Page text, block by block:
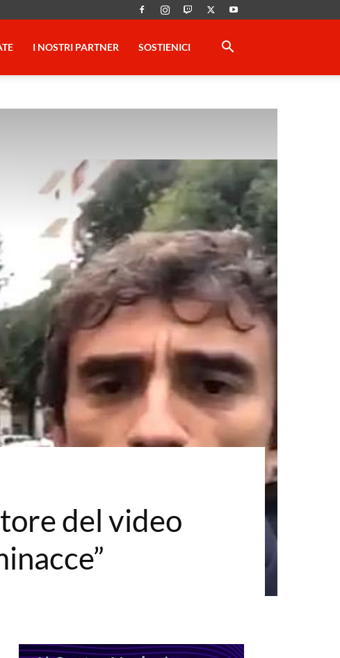
I NOSTRI PARTNER SOSTIENICI
del video